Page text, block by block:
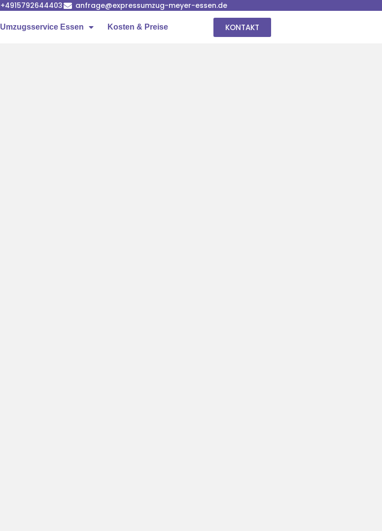
+4915792644403 anfrage@expressumzug-meyer-essen.de
Umzugsservice Essen Kosten & Preise KONTAKT